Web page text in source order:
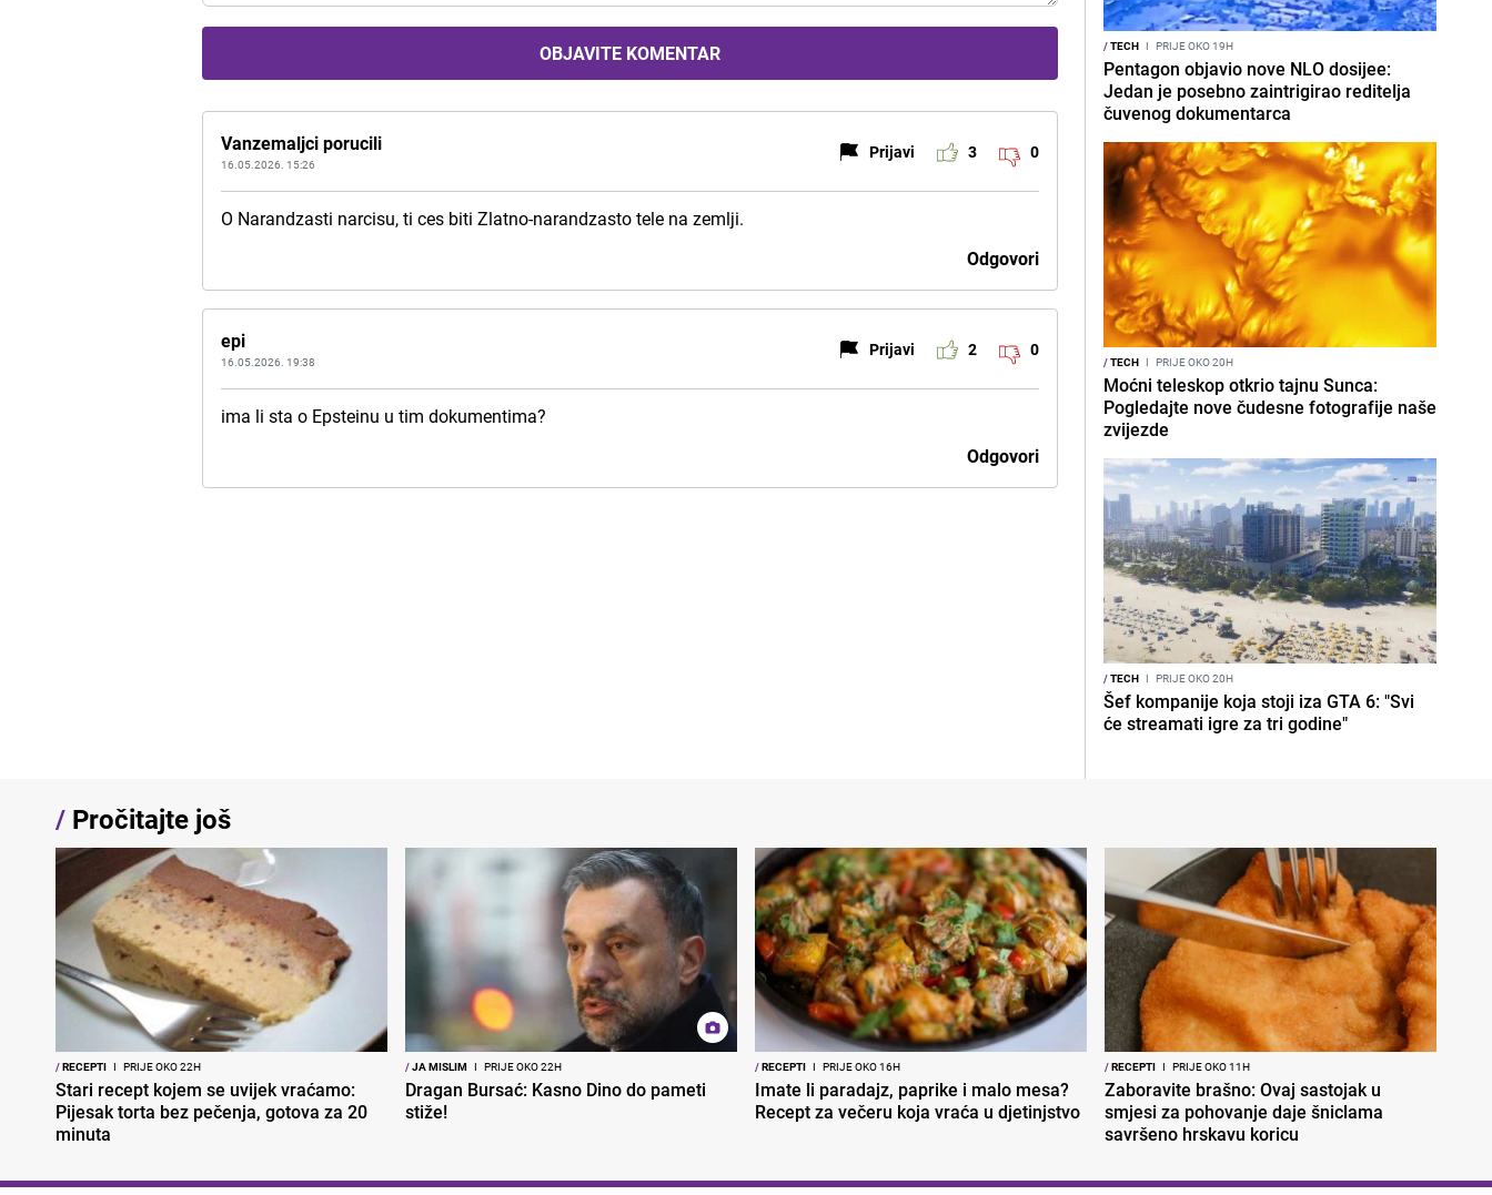
OBJAVITE KOMENTAR
Vanzemaljci porucili
16.05.2026. 15:26
Prijavi 3 0
O Narandzasti narcisu, ti ces biti Zlatno-narandzasto tele na zemlji.
Odgovori
epi
16.05.2026. 19:38
Prijavi 2 0
ima li sta o Epsteinu u tim dokumentima?
Odgovori
/TECH I PRIJE OKO 19H
Pentagon objavio nove NLO dosijee:
Jedan je posebno zaintrigirao reditelja
čuvenog dokumentarca
/TECH I PRIJE OKO 20H
Moćni teleskop otkrio tajnu Sunca:
Pogledajte nove čudesne fotografije naše
zvijezde
/TECH I PRIJE OKO 20H
Šef kompanije koja stoji iza GTA 6: "Svi
će streamati igre za tri godine"
/ Pročitajte još
/RECEPTI I PRIJE OKO 22H
Stari recept kojem se uvijek vraćamo:
Pijesak torta bez pečenja, gotova za 20
minuta
/JA MISLIM I PRIJE OKO 22H
Dragan Bursać: Kasno Dino do pameti
stiže!
/RECEPTI I PRIJE OKO 16H
Imate li paradajz, paprike i malo mesa?
Recept za večeru koja vraća u djetinjstvo
/RECEPTI I PRIJE OKO 11H
Zaboravite brašno: Ovaj sastojak u
smjesi za pohovanje daje šniclama
savršeno hrskavu koricu